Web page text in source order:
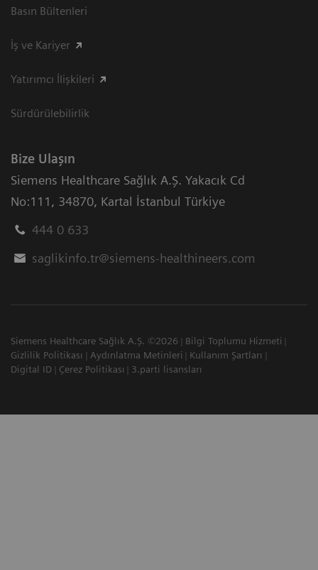
Basın Bültenleri
İş ve Kariyer
Yatırımcı İlişkileri
Sürdürülebilirlik
Bize Ulaşın
Siemens Healthcare Sağlık A.Ş. Yakacık Cd
No:111 , 34870, Kartal İstanbul Türkiye
444 0 633
saglikinfo.tr@siemens-healthineers.com
Siemens Healthcare Sağlık A.Ş. ©2026
Bilgi Toplumu Hizmeti
Gizlilik Politikası
Aydınlatma Metinleri
Kullanım Şartları
Digital ID
Çerez Politikası 3.parti lisansları